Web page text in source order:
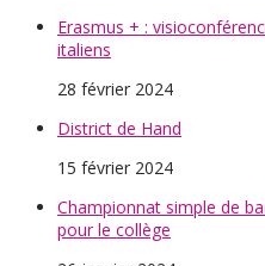
Erasmus + :
italiens
28 février 2024
District de Hand
15 février 2024
Championnat simple de
pour le collège